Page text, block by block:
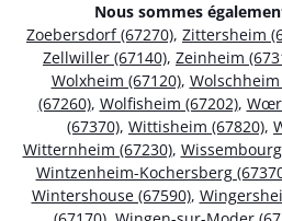
Nous sommes
Zoebersdorf (67270), Zittersheim
Zellwiller (67140), Zeinheim
Wolxheim (67120), Wolschheim
(67260), Wolfisheim (67202),
(67370), Wittisheim (67820),
Witternheim (67230),
Wintzenheim-Kochersberg
Wintershouse (67590),